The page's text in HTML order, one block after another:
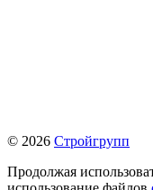
© 2026 Стройгрупп
Продолжая